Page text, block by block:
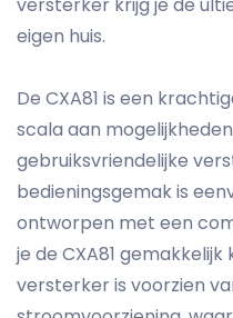
eigen huis.
De CXA81 is een
scala aan
gebruiksvriendelijke
bedieningsgemak is
ontworpen met een
je de CXA81
versterker is voorzien